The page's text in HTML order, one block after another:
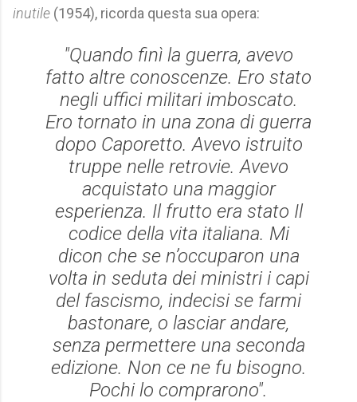
inutile (1954), ricorda questa sua opera:
"Quando finì la guerra, avevo
fatto altre conoscenze. Ero stato
negli uffici militari imboscato.
Ero tornato in una zona di guerra
dopo Caporetto. Avevo istruito
truppe nelle retrovie. Avevo
acquistato una maggior
esperienza. Il frutto era stato Il
codice della vita italiana. Mi
dicon che se n’occuparon una
volta in seduta dei ministri i capi
del fascismo, indecisi se farmi
bastonare, o lasciar andare,
senza permettere una seconda
edizione. Non ce ne fu bisogno.
Pochi lo comprarono".